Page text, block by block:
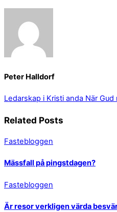
Peter Halldorf
Ledarskap i Kristi anda När
Related Posts
Fastebloggen
Mässfall på pingstdagen?
Fastebloggen
Är resor verkligen värda